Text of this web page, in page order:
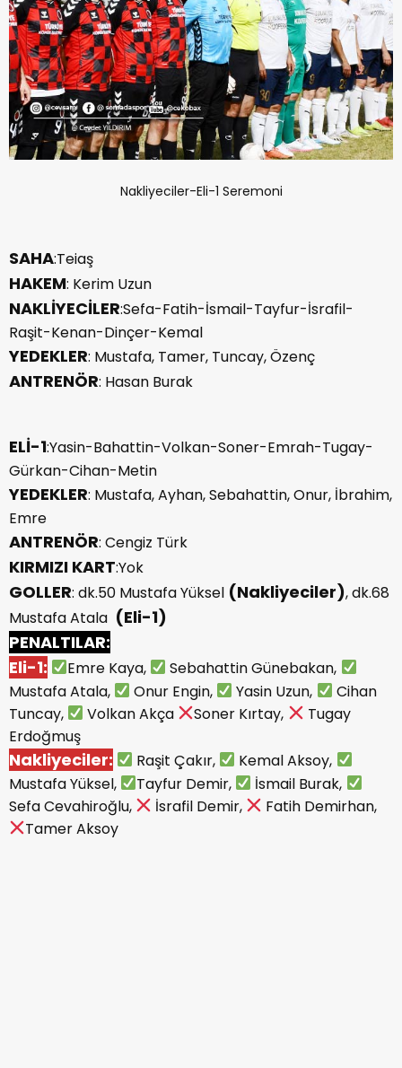
Nakliyeciler-Eli-1 Seremoni
SAHA:Teiaş
HAKEM: Kerim Uzun
NAKLİYECİLER:Sefa-Fatih-İsmail-Tayfur-İsrafil-
Raşit-Kenan-Dinçer-Kemal
YEDEKLER: Mustafa, Tamer, Tuncay, Özenç
ANTRENÖR: Hasan Burak
ELİ-1:Yasin-Bahattin-Volkan-Soner-Emrah-Tugay-
Gürkan-Cihan-Metin
YEDEKLER: Mustafa, Ayhan, Sebahattin, Onur, İbrahim,
Emre
ANTRENÖR: Cengiz Türk
KIRMIZI KART:Yok
GOLLER: dk.50 Mustafa Yüksel (Nakliyeciler), dk.68
Mustafa Atala (Eli-1)
PENALTILAR:
Eli-1:
Emre Kaya,
Sebahattin Günebakan,
Mustafa Atala,
Onur Engin, Yasin Uzun,
Cihan
Tuncay,
Volkan Akça Soner Kırtay,
Tugay
Erdoğmuş
Nakliyeciler: Raşit Çakır,
Kemal Aksoy,
Mustafa Yüksel,
Tayfur Demir,
İsmail Burak,
Sefa Cevahiroğlu,
İsrafil Demir,
Fatih Demirhan,
Tamer Aksoy